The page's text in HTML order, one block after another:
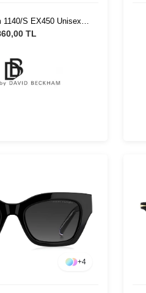
1140/S EX450 Unisex
Gözlüğü
TL
+4